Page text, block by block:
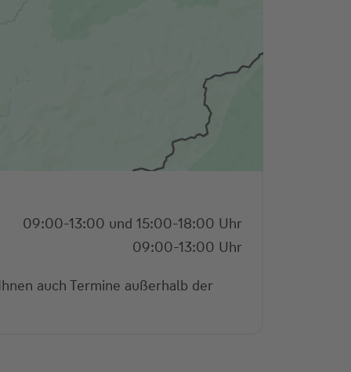
09:00-13:00 und 15:00-18:00 Uhr
09:00-13:00 Uhr
auch Termine außerhalb der